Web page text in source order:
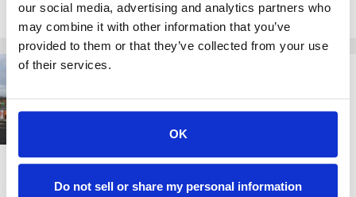
our social media, advertising and analytics partners who
may combine it with other information that you’ve
provided to them or that they’ve collected from your use
of their services.
OK
Do not sell or share my personal information
2021
KFC-RESTAURANTS